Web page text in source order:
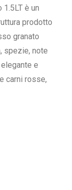
è un
prodotto
granato
spezie, note
e
carni rosse,